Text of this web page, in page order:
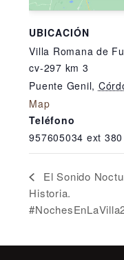
UBICACIÓN
Villa Romana de
cv-297 km 3
Puente Genil,
Map
Teléfono
957605034 ext 380
El Sonido
Historia.